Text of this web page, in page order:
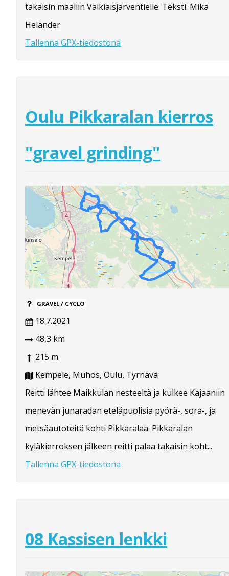
takaisin maaliin Valkiaisjärventielle. Teksti: Mika
Helander
Tallenna GPX-tiedostona
Oulu Pikkaralan kierros
"gravel grinding"
GRAVEL / CYCLO
18.7.2021
48,3 km
215 m
Kempele, Muhos, Oulu, Tyrnävä
Reitti lähtee Maikkulan nesteeltä ja kulkee Kajaaniin
menevän junaradan eteläpuolisia pyörä-, sora-, ja
metsäautoteitä kohti Pikkaralaa. Pikkaralan
kyläkierroksen jälkeen reitti palaa takaisin koht...
Tallenna GPX-tiedostona
08 Kassisen lenkki